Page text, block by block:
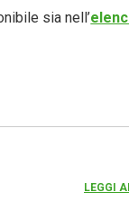
sia nell’
LEGGI